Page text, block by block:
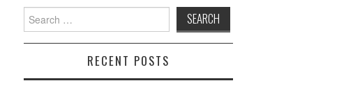
Search
for:
RECENT POSTS